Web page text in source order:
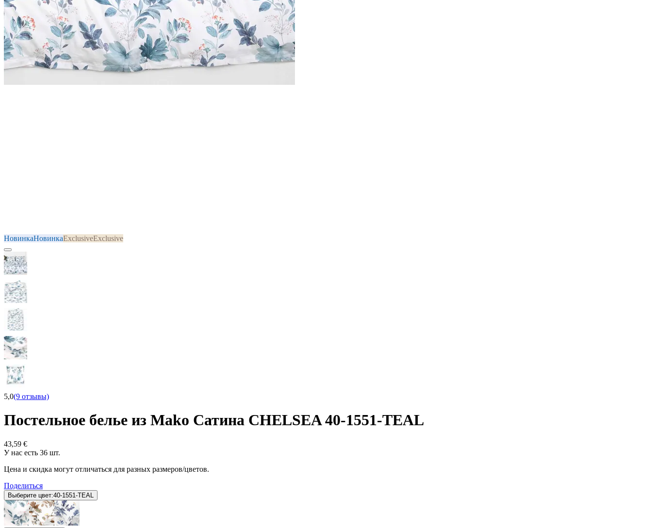
НовинкаНовинкаExclusiveExclusive
5,0(9 отзывы)
Постельное белье из Mako Сатина CHELSEA 40-1551-TEAL
43,59 €
У нас есть 36 шт.
Цена и скидка могут отличаться для разных размеров/цветов.
Поделиться
Выберите цвет:40-1551-TEAL